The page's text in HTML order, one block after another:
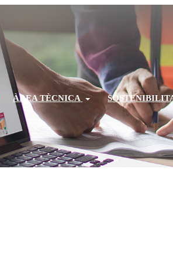
ÀREA TÈCNICA